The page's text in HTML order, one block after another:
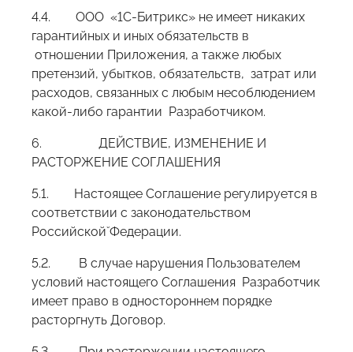
4.4. ООО «1С-Битрикс» не имеет никаких
гарантийных и иных обязательств в
отношении Приложения, а также любых
претензий, убытков, обязательств, затрат или
расходов, связанных с любым несоблюдением
какой-либо гарантии Разработчиком.
6. ДЕЙСТВИЕ, ИЗМЕНЕНИЕ И
РАСТОРЖЕНИЕ СОГЛАШЕНИЯ
5.1. Настоящее Соглашение регулируется в
соответствии с законодательством
Российской̆ Федерации.
5.2. В случае нарушения Пользователем
условий настоящего Соглашения Разработчик
имеет право в одностороннем порядке
расторгнуть Договор.